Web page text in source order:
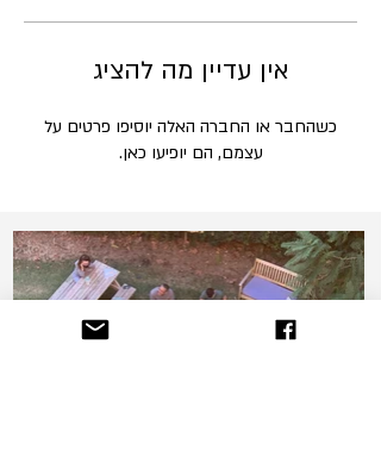
אין עדיין מה להציג
כשהחבר או החברה האלה יוסיפו פרטים על
עצמם, הם יופיעו כאן.